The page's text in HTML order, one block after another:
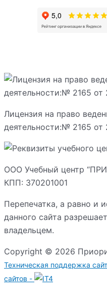
Лицензия на право
деятельности:№ 2165 от
ООО Учебный центр
КПП: 370201001
Перепечатка, а равно и
данного сайта
владельцем.
Copyright © 2026
Техническая поддержка
сайтов -